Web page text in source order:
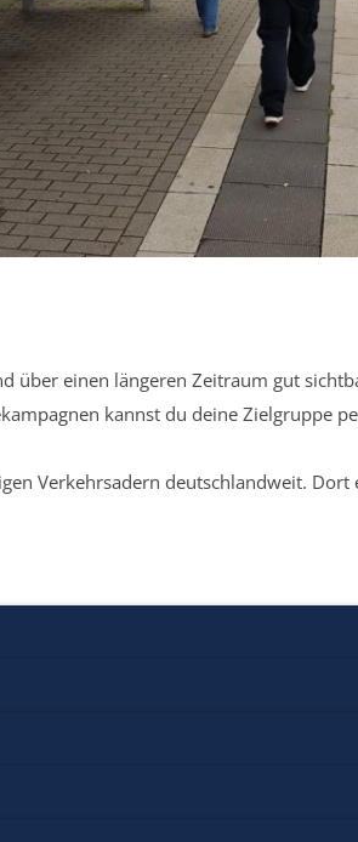
über einen längeren Zeitraum gut
kannst du deine Zielgruppe
Verkehrsadern deutschlandweit.